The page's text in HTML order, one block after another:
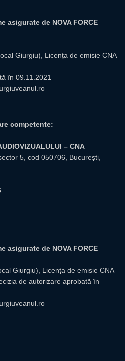
asigurate de NOVA FORCE
Giurgiu), Licența de emisie CNA
în 09.11.2021
competente:
– CNA
5, cod 050706, București,
asigurate de NOVA FORCE
Giurgiu), Licența de emisie CNA
de autorizare aprobată în